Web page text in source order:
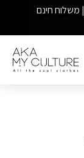
אקסטרה 15% הנחה על כל התיקים קוד BAGGU15 | משלוח חינם